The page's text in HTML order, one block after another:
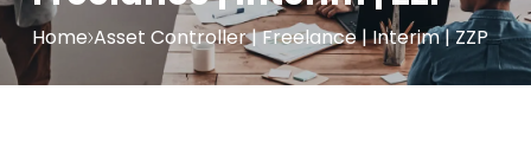
Home Asset Controller | Freelance | Interim | ZZP